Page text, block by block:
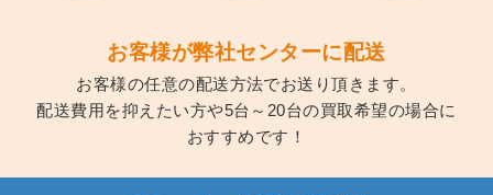
お客様が弊社センターに配送
お客様の任意の配送方法でお送り頂きます。
配送費用を抑えたい方や5台～20台の買取希望の場合に
おすすめです！